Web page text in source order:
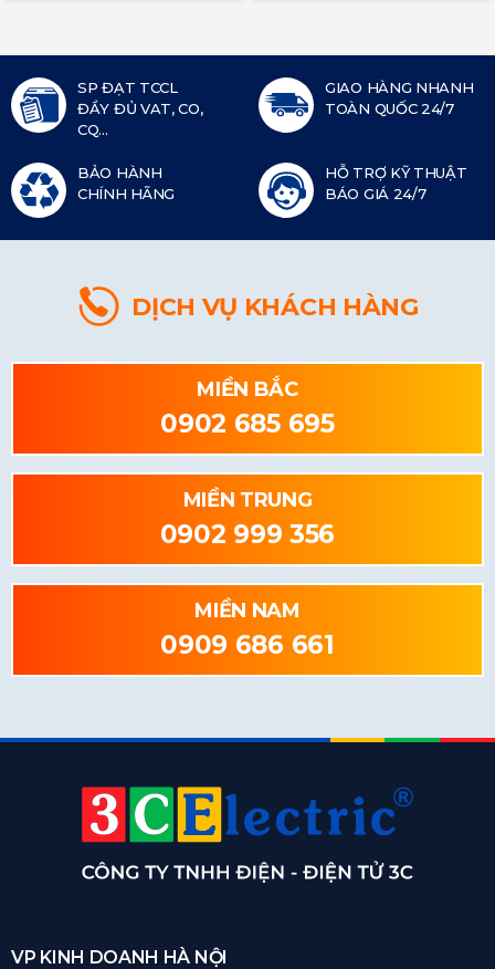
SP ĐẠT TCCL
ĐẦY ĐỦ VAT, CO,
CQ...
GIAO HÀNG NHANH
TOÀN QUỐC 24/7
BẢO HÀNH
CHÍNH HÃNG
HỖ TRỢ KỸ THUẬT
BÁO GIÁ 24/7
DỊCH VỤ KHÁCH HÀNG
MIỀN BẮC
0902 685 695
MIỀN TRUNG
0902 999 356
MIỀN NAM
0909 686 661
VP KINH DOANH HÀ NỘI